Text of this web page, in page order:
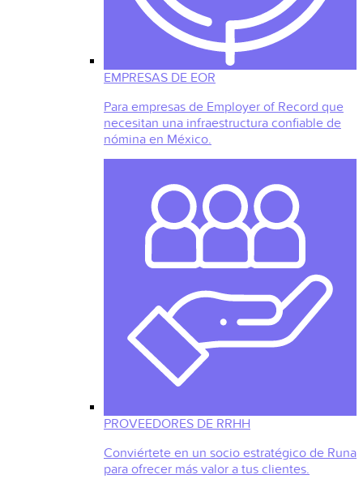
EMPRESAS DE EOR
Para empresas de Employer of Record que
necesitan una infraestructura confiable de
nómina en México.
PROVEEDORES DE RRHH
Conviértete en un socio estratégico de Runa
para ofrecer más valor a tus clientes.